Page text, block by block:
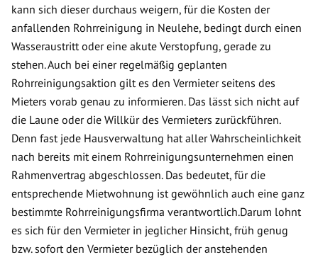
kann sich dieser durchaus weigern, für die Kosten der
anfallenden Rohrreinigung in Neulehe, bedingt durch einen
Wasseraustritt oder eine akute Verstopfung, gerade zu
stehen. Auch bei einer regelmäßig geplanten
Rohrreinigungsaktion gilt es den Vermieter seitens des
Mieters vorab genau zu informieren. Das lässt sich nicht auf
die Laune oder die Willkür des Vermieters zurückführen.
Denn fast jede Hausverwaltung hat aller Wahrscheinlichkeit
nach bereits mit einem Rohrreinigungsunternehmen einen
Rahmenvertrag abgeschlossen. Das bedeutet, für die
entsprechende Mietwohnung ist gewöhnlich auch eine ganz
bestimmte Rohrreinigungsfirma verantwortlich.Darum lohnt
es sich für den Vermieter in jeglicher Hinsicht, früh genug
bzw. sofort den Vermieter bezüglich der anstehenden